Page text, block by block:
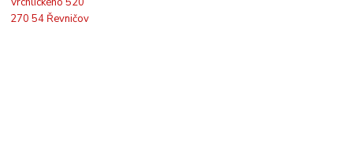
270 54 Řevničov